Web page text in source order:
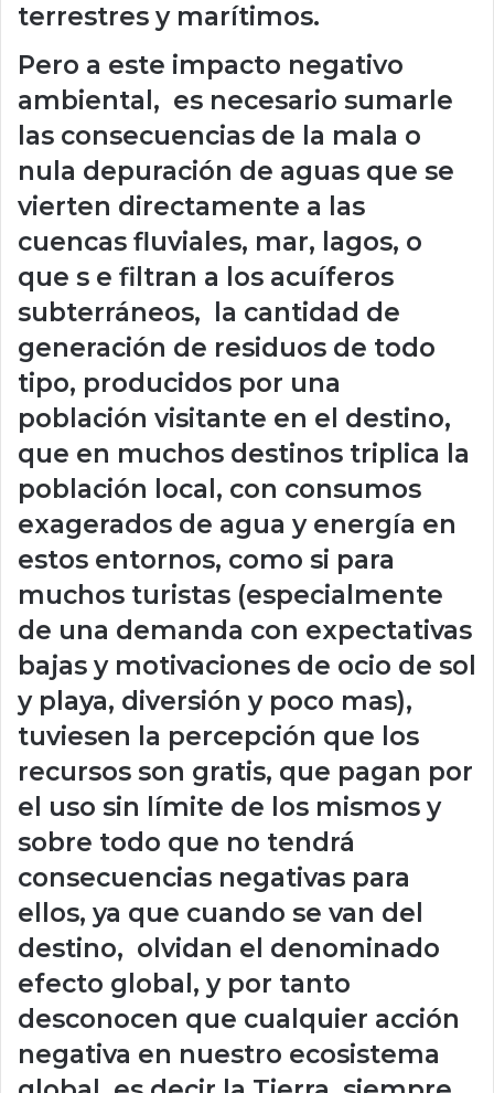
terrestres y marítimos.
Pero a este impacto negativo
ambiental, es necesario sumarle
las consecuencias de la mala o
nula depuración de aguas que se
vierten directamente a las
cuencas fluviales, mar, lagos, o
que s e filtran a los acuíferos
subterráneos, la cantidad de
generación de residuos de todo
tipo, producidos por una
población visitante en el destino,
que en muchos destinos triplica la
población local, con consumos
exagerados de agua y energía en
estos entornos, como si para
muchos turistas (especialmente
de una demanda con expectativas
bajas y motivaciones de ocio de sol
y playa, diversión y poco mas),
tuviesen la percepción que los
recursos son gratis, que pagan por
el uso sin límite de los mismos y
sobre todo que no tendrá
consecuencias negativas para
ellos, ya que cuando se van del
destino, olvidan el denominado
efecto global, y por tanto
desconocen que cualquier acción
negativa en nuestro ecosistema